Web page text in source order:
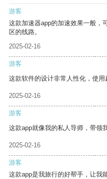
游客
这款加速器app的加速效果一般，
区的线路。
2025-02-16
游客
这款软件的设计非常人性化，使用
2025-02-16
游客
这款app就像我的私人导师，带领
2025-02-16
游客
这款app是我旅行的好帮手，让我